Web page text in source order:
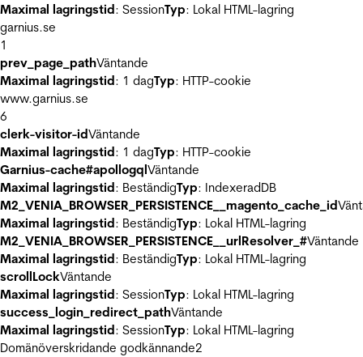
Maximal lagringstid: SessionTyp: Lokal HTML-lagring
garnius.se
1
prev_page_pathVäntande
Maximal lagringstid: 1 dagTyp: HTTP-cookie
www.garnius.se
6
clerk-visitor-idVäntande
Maximal lagringstid: 1 dagTyp: HTTP-cookie
Garnius-cache#apollogqlVäntande
Maximal lagringstid: BeständigTyp: IndexeradDB
M2_VENIA_BROWSER_PERSISTENCE__magento_cache_id
Maximal lagringstid: BeständigTyp: Lokal HTML-lagring
M2_VENIA_BROWSER_PERSISTENCE__urlResolver_#Väntande
Maximal lagringstid: BeständigTyp: Lokal HTML-lagring
scrollLockVäntande
Maximal lagringstid: SessionTyp: Lokal HTML-lagring
success_login_redirect_pathVäntande
Maximal lagringstid: SessionTyp: Lokal HTML-lagring
Domänöverskridande godkännande2